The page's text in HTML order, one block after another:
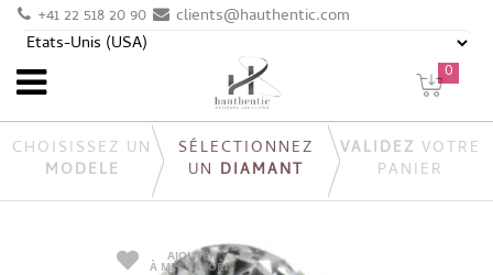
+41 22 518 20 90 clients@hauthentic.com
0
CHOISISSEZ UN
MODÈLE
SÉLECTIONNEZ
UN DIAMANT
VALIDEZ VOTRE
PANIER
AJOUTER
À MES FAVORIS